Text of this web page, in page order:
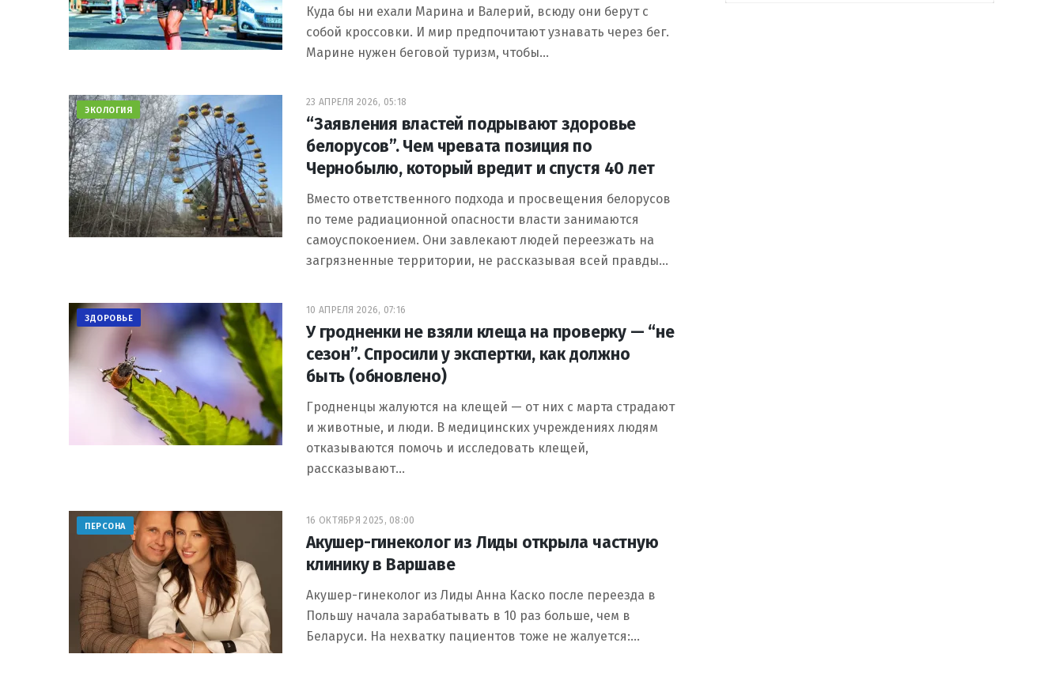
Куда бы ни ехали Марина и Валерий, всюду они берут с
собой кроссовки. И мир предпочитают узнавать через бег.
Марине нужен беговой туризм, чтобы…
ЭКОЛОГИЯ
23 АПРЕЛЯ 2026, 05:18
“Заявления властей подрывают здоровье
белорусов”. Чем чревата позиция по
Чернобылю, который вредит и спустя 40 лет
Вместо ответственного подхода и просвещения белорусов
по теме радиационной опасности власти занимаются
самоуспокоением. Они завлекают людей переезжать на
загрязненные территории, не рассказывая всей правды…
ЗДОРОВЬЕ
10 АПРЕЛЯ 2026, 07:16
У гродненки не взяли клеща на проверку — “не
сезон”. Спросили у экспертки, как должно
быть (обновлено)
Гродненцы жалуются на клещей — от них с марта страдают
и животные, и люди. В медицинских учреждениях людям
отказываются помочь и исследовать клещей,
рассказывают…
ПЕРСОНА
16 ОКТЯБРЯ 2025, 08:00
Акушер-гинеколог из Лиды открыла частную
клинику в Варшаве
Акушер-гинеколог из Лиды Анна Каско после переезда в
Польшу начала зарабатывать в 10 раз больше, чем в
Беларуси. На нехватку пациентов тоже не жалуется:…